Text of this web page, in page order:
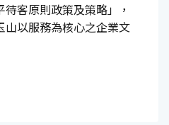
客原則政策及策略」，
山以服務為核心之企業文